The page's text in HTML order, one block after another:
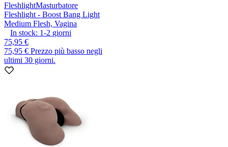
FleshlightMasturbatore
Fleshlight - Boost Bang Light
Medium Flesh, Vagina
In stock: 1-2 giorni
75,95 €
75,95 € Prezzo più basso negli
ultimi 30 giorni.